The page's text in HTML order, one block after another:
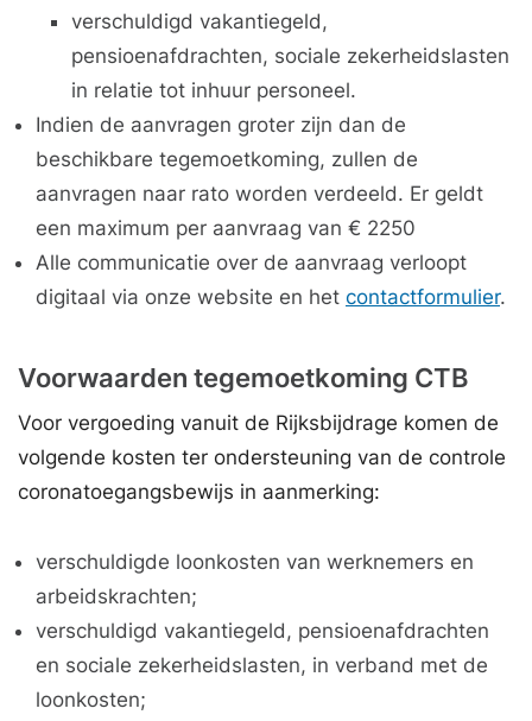
verschuldigd vakantiegeld,
pensioenafdrachten, sociale zekerheidslasten
in relatie tot inhuur personeel.
Indien de aanvragen groter zijn dan de
beschikbare tegemoetkoming, zullen de
aanvragen naar rato worden verdeeld. Er geldt
een maximum per aanvraag van € 2250
Alle communicatie over de aanvraag verloopt
digitaal via onze website en het contactformulier.
Voorwaarden tegemoetkoming CTB
Voor vergoeding vanuit de Rijksbijdrage komen de
volgende kosten ter ondersteuning van de controle
coronatoegangsbewijs in aanmerking:
verschuldigde loonkosten van werknemers en
arbeidskrachten;
verschuldigd vakantiegeld, pensioenafdrachten
en sociale zekerheidslasten, in verband met de
loonkosten;